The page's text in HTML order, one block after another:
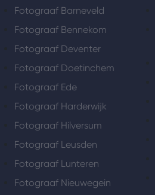
Fotograaf Barneveld
Fotograaf Bennekom
Fotograaf Deventer
Fotograaf Doetinchem
Fotograaf Ede
Fotograaf Harderwijk
Fotograaf Hilversum
Fotograaf Leusden
Fotograaf Lunteren
Fotograaf Nieuwegein